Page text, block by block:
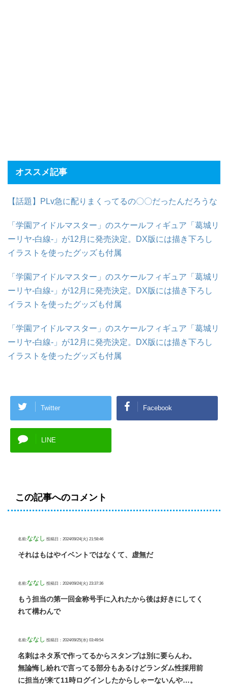
オススメ記事
【話題】PLv急に配りまくってるの〇〇だったんだろうな
「学園アイドルマスター」のスケールフィギュア「葛城リ
ーリヤ-白線-」が12月に発売決定。DX版には描き下ろし
イラストを使ったグッズも付属
「学園アイドルマスター」のスケールフィギュア「葛城リ
ーリヤ-白線-」が12月に発売決定。DX版には描き下ろし
イラストを使ったグッズも付属
「学園アイドルマスター」のスケールフィギュア「葛城リ
ーリヤ-白線-」が12月に発売決定。DX版には描き下ろし
イラストを使ったグッズも付属
Twitter Facebook
LINE
この記事へのコメント
名前:ななし 投稿日：2024/09/24(火) 21:58:46
それはもはやイベントではなくて、虚無だ
名前:ななし 投稿日：2024/09/24(火) 23:37:36
もう担当の第一回金称号手に入れたから後は好きにしてく
れて構わんで
名前:ななし 投稿日：2024/09/25(水) 03:49:54
名刺はネタ系で作ってるからスタンプは別に要らんわ。
無論悔し紛れで言ってる部分もあるけどランダム性採用前
に担当が来て11時ログインしたからしゃーないんや…。